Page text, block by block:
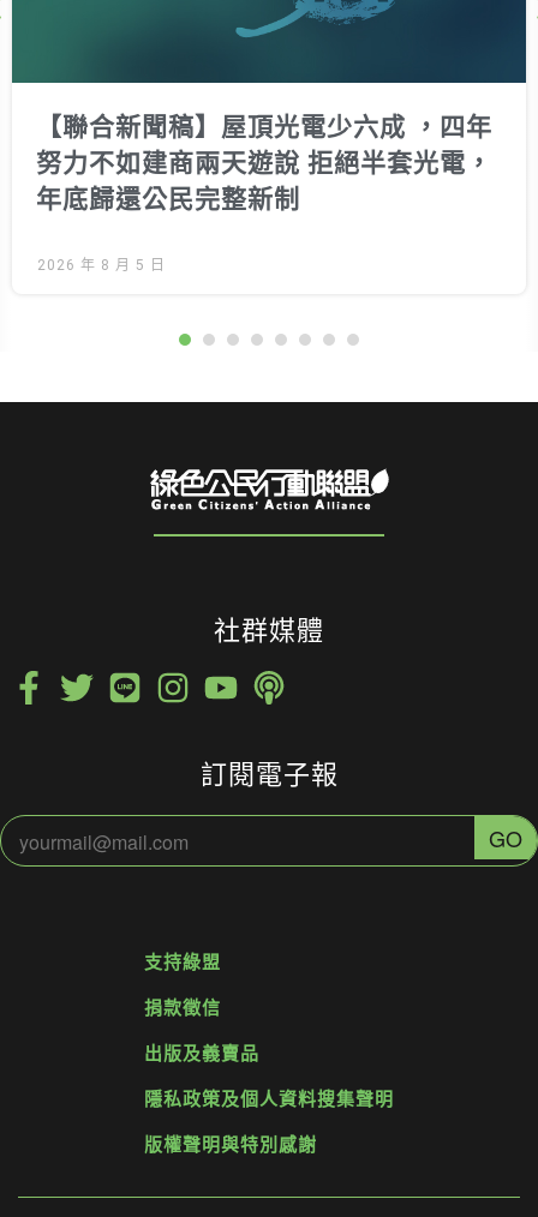
【聯合新聞稿】屋頂光電少六成 ，四年
努力不如建商兩天遊說 拒絕半套光電，
年底歸還公民完整新制
2026 年 8 月 5 日
Next
社群媒體
訂閱電子報
支持綠盟
捐款徵信
出版及義賣品
隱私政策及個人資料搜集聲明
版權聲明與特別感謝